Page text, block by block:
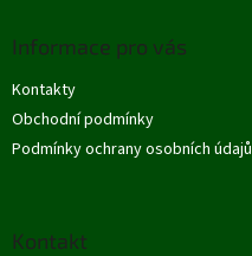
Informace pro vás
Kontakty
Obchodní podmínky
Podmínky ochrany osobních údajů
Kontakt